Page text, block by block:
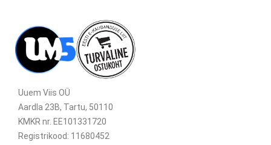
Uuem Viis OÜ
Aardla 23B, Tartu, 50110
KMKR nr. EE101331720
Registrikood: 11680452